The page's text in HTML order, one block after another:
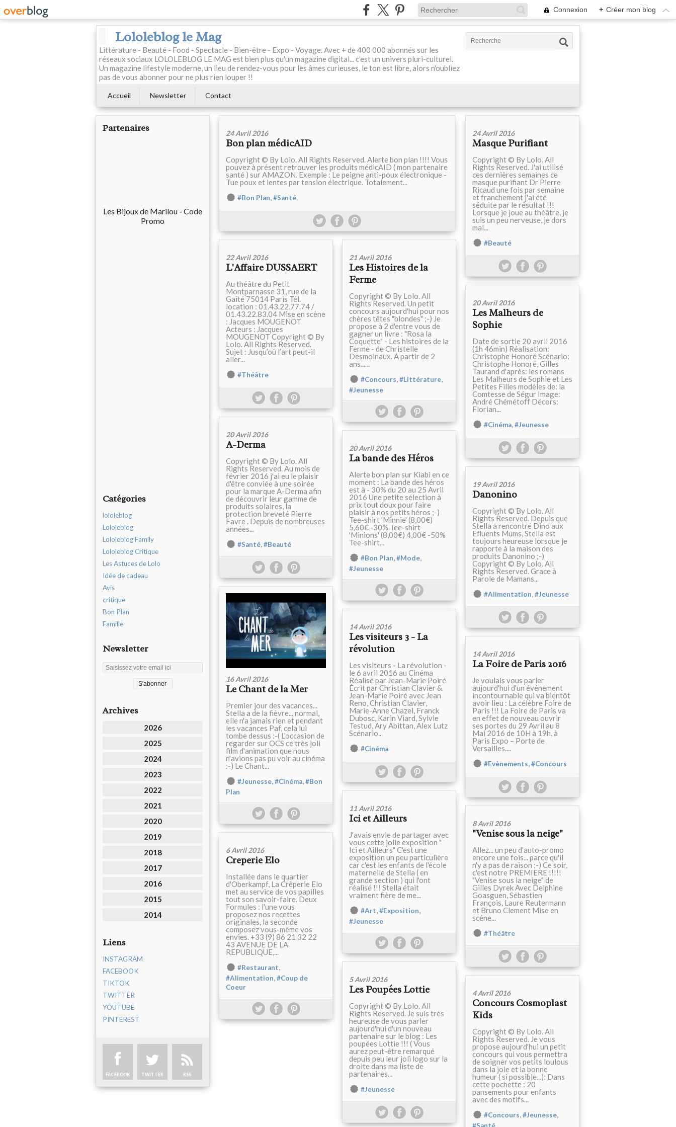
Connexion + Créer mon blog
Lololeblog le Mag
Littérature - Beauté - Food - Spectacle - Bien-être - Expo - Voyage. Avec + de 400 000 abonnés sur les
réseaux sociaux LOLOLEBLOG LE MAG est bien plus qu'un magazine digital... c’est un univers pluri-culturel.
Un magazine lifestyle moderne, un lieu de rendez-vous pour les âmes curieuses, le ton est libre, alors n'oubliez
pas de vous abonner pour ne plus rien louper !!
Accueil Newsletter Contact
Partenaires
Les Bijoux de Marilou - Code
Promo
Catégories
lololeblog
Lololeblog
Lololeblog Family
Lololeblog Critique
Les Astuces de Lolo
Idée de cadeau
Avis
critique
Bon Plan
Famille
Newsletter
Archives
2026
2025
2024
2023
2022
2021
2020
2019
2018
2017
2016
2015
2014
Liens
INSTAGRAM
FACEBOOK
TIKTOK
TWITTER
YOUTUBE
PINTEREST
FACEBOOK TWITTER RSS
24 Avril 2016
Bon plan médicAID
Copyright © By Lolo. All Rights Reserved. Alerte bon plan !!!! Vous
pouvez à présent retrouver les produits médicAID ( mon partenaire
santé ) sur AMAZON. Exemple : Le peigne anti-poux électronique -
Tue poux et lentes par tension électrique. Totalement...
#Bon Plan,#Santé
24 Avril 2016
Masque Purifiant
Copyright © By Lolo. All
Rights Reserved. J'ai utilisé
ces dernières semaines ce
masque purifiant Dr Pierre
Ricaud une fois par semaine
et franchement j'ai été
séduite par le résultat !!!
Lorsque je joue au théâtre, je
suis un peu nerveuse, je dors
mal...
#Beauté
22 Avril 2016
L'Affaire DUSSAERT
Au théâtre du Petit
Montparnasse 31, rue de la
Gaîté 75014 Paris Tél.
location : 01.43.22.77.74 /
01.43.22.83.04 Mise en scène
: Jacques MOUGENOT
Acteurs : Jacques
MOUGENOT Copyright © By
Lolo. All Rights Reserved.
Sujet : Jusqu’où l’art peut-il
aller...
#Théâtre
21 Avril 2016
Les Histoires de la
Ferme
Copyright © By Lolo. All
Rights Reserved. Un petit
concours aujourd'hui pour nos
chères têtes "blondes" ;-) Je
propose à 2 d'entre vous de
gagner un livre : "Rosa la
Coquette" - Les histoires de la
Ferme - de Christelle
Desmoinaux. A partir de 2
ans......
#Concours,#Littérature,
#Jeunesse
20 Avril 2016
Les Malheurs de
Sophie
Date de sortie 20 avril 2016
(1h 46min) Réalisation:
Christophe Honoré Scénario:
Christophe Honoré, Gilles
Taurand d'après: les romans
Les Malheurs de Sophie et Les
Petites Filles modèles de: la
Comtesse de Ségur Image:
André Chémétoff Décors:
Florian...
#Cinéma,#Jeunesse
20 Avril 2016
A-Derma
Copyright © By Lolo. All
Rights Reserved. Au mois de
février 2016 j'ai eu le plaisir
d'être conviée à une soirée
pour la marque A-Derma afin
de découvrir leur gamme de
produits solaires, la
protection breveté Pierre
Favre . Depuis de nombreuses
années...
#Santé,#Beauté
20 Avril 2016
La bande des Héros
Alerte bon plan sur Kiabi en ce
moment : La bande des héros
est à - 30% du 20 au 25 Avril
2016 Une petite sélection à
prix tout doux pour faire
plaisir à nos petits héros ;-)
Tee-shirt 'Minnie' (8,00€)
5,60€ -30% Tee-shirt
'Minions' (8,00€) 4,00€ -50%
Tee-shirt...
#Bon Plan,#Mode,
#Jeunesse
19 Avril 2016
Danonino
Copyright © By Lolo. All
Rights Reserved. Depuis que
Stella a rencontré Dino aux
Efluents Mums, Stella est
toujours heureuse lorsque je
rapporte à la maison des
produits Danonino ;-)
Copyright © By Lolo. All
Rights Reserved. Grace à
Parole de Mamans...
#Alimentation,#Jeunesse
16 Avril 2016
Le Chant de la Mer
Premier jour des vacances...
Stella a de la fièvre... normal,
elle n'a jamais rien et pendant
les vacances Paf, cela lui
tombe dessus :-( L'occasion de
regarder sur OCS ce très joli
film d'animation que nous
n'avions pas pu voir au cinéma
:-) Le Chant...
#Jeunesse,#Cinéma,#Bon
Plan
14 Avril 2016
Les visiteurs 3 - La
révolution
Les visiteurs - La révolution -
le 6 avril 2016 au Cinéma
Réalisé par Jean-Marie Poiré
Écrit par Christian Clavier &
Jean-Marie Poiré avec Jean
Reno, Christian Clavier,
Marie-Anne Chazel, Franck
Dubosc, Karin Viard, Sylvie
Testud, Ary Abittan, Alex Lutz
Scénario...
#Cinéma
14 Avril 2016
La Foire de Paris 2016
Je voulais vous parler
aujourd'hui d'un événement
incontournable qui va bientôt
avoir lieu : La célèbre Foire de
Paris !!! La Foire de Paris va
en effet de nouveau ouvrir
ses portes du 29 Avril au 8
Mai 2016 de 10H à 19h, à
Paris Expo – Porte de
Versailles....
#Evènements,#Concours
11 Avril 2016
Ici et Ailleurs
J'avais envie de partager avec
vous cette jolie exposition "
Ici et Ailleurs" C'est une
exposition un peu particulière
car c'est les enfants de l'école
maternelle de Stella ( en
grande section ) qui l'ont
réalisé !!! Stella était
vraiment fière de me...
#Art,#Exposition,
#Jeunesse
8 Avril 2016
"Venise sous la neige"
Allez... un peu d'auto-promo
encore une fois... parce qu'il
n'y a pas de raison ;-) Ce soir,
c'est notre PREMIERE !!!!!
"Venise sous la neige" de
Gilles Dyrek Avec Delphine
Goasguen, Sébastien
François, Laure Reutermann
et Bruno Clement Mise en
scéne...
#Théâtre
6 Avril 2016
Creperie Elo
Installée dans le quartier
d'Oberkampf, La Crêperie Elo
met au service de vos papilles
tout son savoir-faire. Deux
Formules : l'une vous
proposez nos recettes
originales, la seconde
composez vous-même vos
envies. +33 (9) 86 21 32 22
43 AVENUE DE LA
REPUBLIQUE,...
#Restaurant,
#Alimentation,#Coup de
Coeur
5 Avril 2016
Les Poupées Lottie
Copyright © By Lolo. All
Rights Reserved. Je suis très
heureuse de vous parler
aujourd'hui d'un nouveau
partenaire sur le blog : Les
poupées Lottie !!! ( Vous
aurez peut-être remarqué
depuis peu leur joli logo sur la
droite dans ma liste de
partenaires...
#Jeunesse
4 Avril 2016
Concours Cosmoplast
Kids
Copyright © By Lolo. All
Rights Reserved. Je vous
propose aujourd'hui un petit
concours qui vous permettra
de soigner vos petits loulous
dans la joie et la bonne
humeur ( si possible...): Dans
cette pochette : 20
pansements pour enfants
avec des motifs...
#Concours,#Jeunesse,